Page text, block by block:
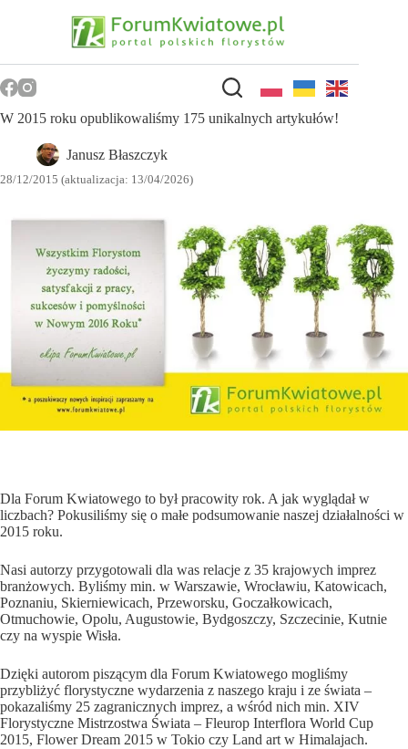
W 2015 roku opublikowaliśmy 175 unikalnych artykułów!
Janusz Błaszczyk
28/12/2015 (aktualizacja: 13/04/2026)
Dla Forum Kwiatowego to był pracowity rok. A jak wyglądał w
liczbach? Pokusiliśmy się o małe podsumowanie naszej działalności w
2015 roku.
Nasi autorzy przygotowali dla was relacje z 35 krajowych imprez
branżowych. Byliśmy min. w Warszawie, Wrocławiu, Katowicach,
Poznaniu, Skierniewicach, Przeworsku, Goczałkowicach,
Otmuchowie, Opolu, Augustowie, Bydgoszczy, Szczecinie, Kutnie
czy na wyspie Wisła.
Dzięki autorom piszącym dla Forum Kwiatowego mogliśmy
przybliżyć florystyczne wydarzenia z naszego kraju i ze świata –
pokazaliśmy 25 zagranicznych imprez, a wśród nich min. XIV
Florystyczne Mistrzostwa Świata – Fleurop Interflora World Cup
2015, Flower Dream 2015 w Tokio czy Land art w Himalajach.